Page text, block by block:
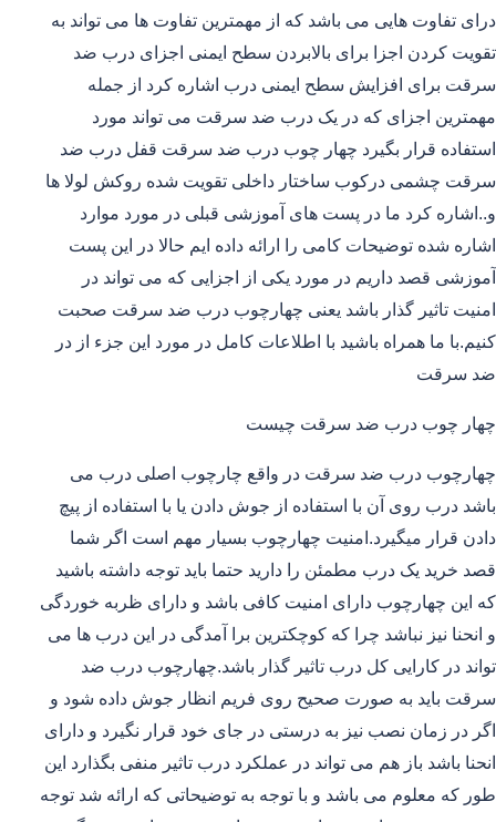
درای تفاوت هایی می باشد که از مهمترین تفاوت ها می تواند به
تقویت کردن اجزا برای بالابردن سطح ایمنی اجزای درب ضد
سرقت برای افزایش سطح ایمنی درب اشاره کرد از جمله
مهمترین اجزای که در یک درب ضد سرقت می تواند مورد
استفاده قرار بگیرد چهار چوب درب ضد سرقت قفل درب ضد
سرقت چشمی درکوب ساختار داخلی تقویت شده روکش لولا ها
و..اشاره کرد ما در پست های آموزشی قبلی در مورد موارد
اشاره شده توضیحات کامی را ارائه داده ایم حالا در این پست
آموزشی قصد داریم در مورد یکی از اجزایی که می تواند در
امنیت تاثیر گذار باشد یعنی چهارچوب درب ضد سرقت صحبت
کنیم.با ما همراه باشید با اطلاعات کامل در مورد این جزء از در
ضد سرقت
چهار چوب درب ضد سرقت چیست
چهارچوب درب ضد سرقت در واقع چارچوب اصلی درب می
باشد درب روی آن با استفاده از جوش دادن یا با استفاده از پیچ
دادن قرار میگیرد.امنیت چهارچوب بسیار مهم است اگر شما
قصد خرید یک درب مطمئن را دارید حتما باید توجه داشته باشید
که این چهارچوب دارای امنیت کافی باشد و دارای ظربه خوردگی
و انحنا نیز نباشد چرا که کوچکترین برا آمدگی در این درب ها می
تواند در کارایی کل درب تاثیر گذار باشد.چهارچوب درب ضد
سرقت باید به صورت صحیح روی فریم انظار جوش داده شود و
اگر در زمان نصب نیز به درستی در جای خود قرار نگیرد و دارای
انحنا باشد باز هم می تواند در عملکرد درب تاثیر منفی بگذارد این
طور که معلوم می باشد و با توجه به توضیحاتی که ارائه شد توجه